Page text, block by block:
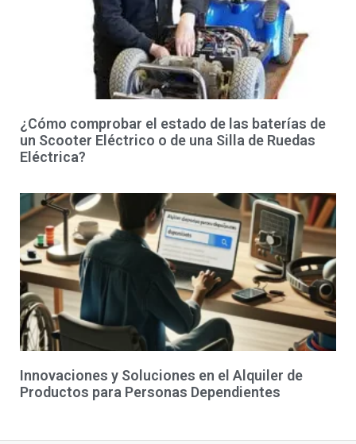
¿Cómo comprobar el estado de las baterías de
un Scooter Eléctrico o de una Silla de Ruedas
Eléctrica?
Innovaciones y Soluciones en el Alquiler de
Productos para Personas Dependientes